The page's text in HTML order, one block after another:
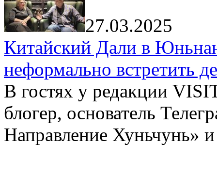
27.03.2025
Китайский Дали в
неформально встретить
В гостях у редакции
блогер, основатель
Направление Хуньчунь»